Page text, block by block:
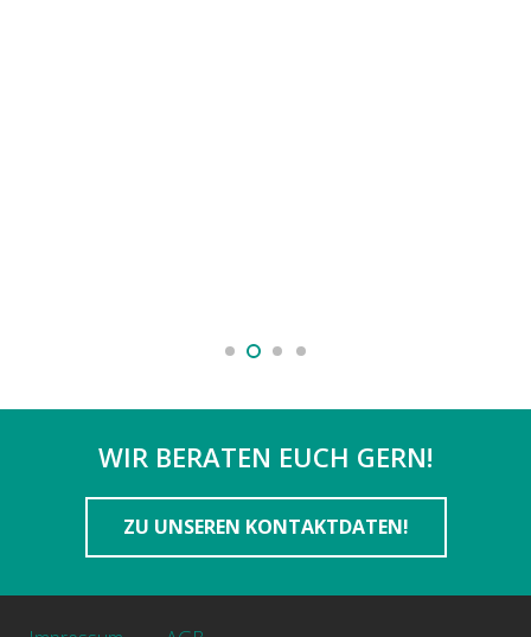
WIR BERATEN EUCH GERN!
ZU UNSEREN KONTAKTDATEN!